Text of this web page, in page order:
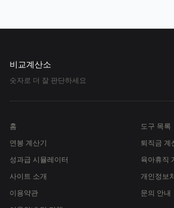
비교계산소
숫자로 더 잘 판단하세요
홈
도구 목록
연봉 계산기
퇴직금 계
성과급 시뮬레이터
육아휴직
사이트 소개
개인정보
이용약관
문의 안내